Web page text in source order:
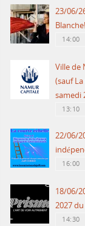
23/06/
Blanche!
14:00
Ville de
(sauf
samedi
13:10
22/06/
16:00
18/06/
2027
14:30